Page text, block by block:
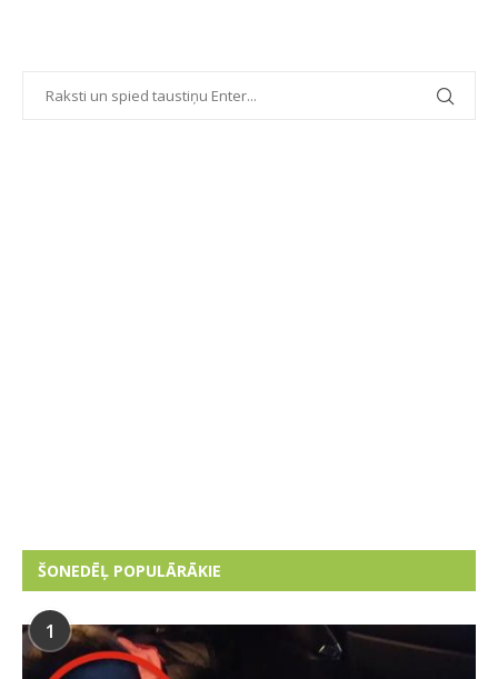
ŠONEDĒĻ POPULĀRĀKIE
1